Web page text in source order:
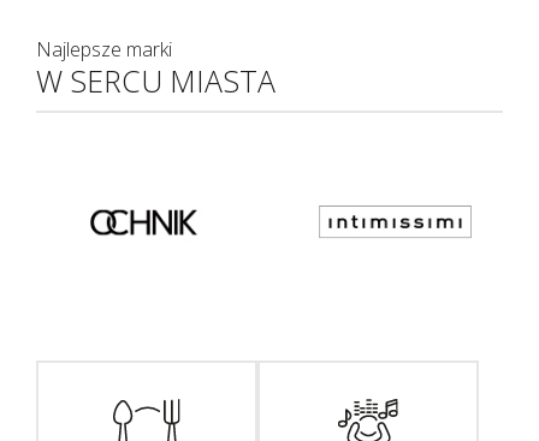
Najlepsze marki
W SERCU MIASTA